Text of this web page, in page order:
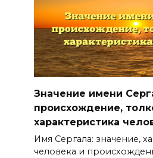
Значение имени
происхождение,
характеристика
Имя Сергала: значение,
человека и